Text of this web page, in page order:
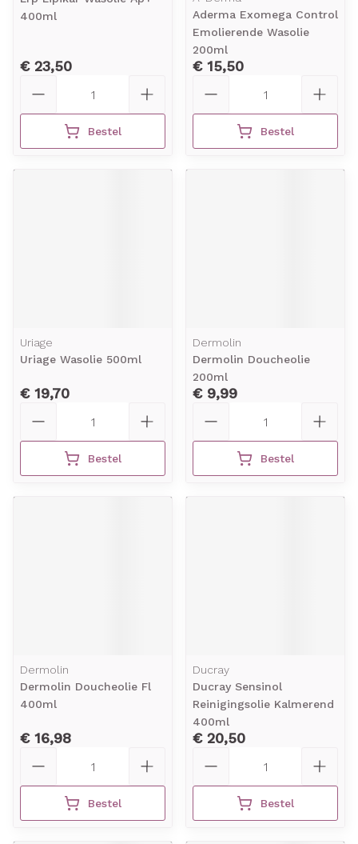
400ml
€ 23,50
Bestel
Aderma Exomega Control
Emolierende Wasolie
200ml
€ 15,50
Bestel
Uriage
Uriage Wasolie 500ml
€ 19,70
Bestel
Dermolin
Dermolin Doucheolie
200ml
€ 9,99
Bestel
Dermolin
Dermolin Doucheolie Fl
400ml
€ 16,98
Bestel
Ducray
Ducray Sensinol
Reinigingsolie Kalmerend
400ml
€ 20,50
Bestel